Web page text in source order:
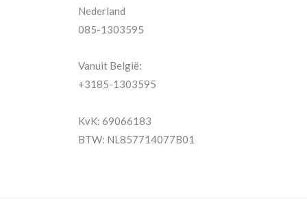
Nederland
085-1303595
Vanuit België:
+3185-1303595
KvK: 69066183
BTW: NL857714077B01